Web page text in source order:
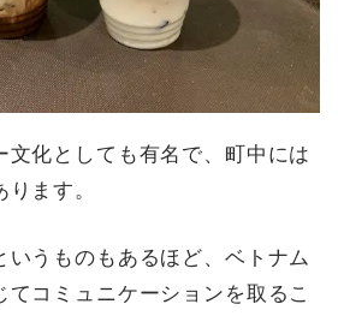
文化としても有名で、町中には
ます。
いうものもあるほど、ベトナム
コミュニケーションを取るこ